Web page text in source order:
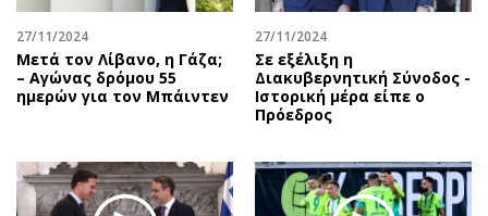
27/11/2024
Μετά τον Λίβανο, η Γάζα;
– Αγώνας δρόμου 55
ημερών για τον Μπάιντεν
27/11/2024
Σε εξέλιξη η
Διακυβερνητική Σύνοδος -
Ιστορική μέρα είπε ο
Πρόεδρος